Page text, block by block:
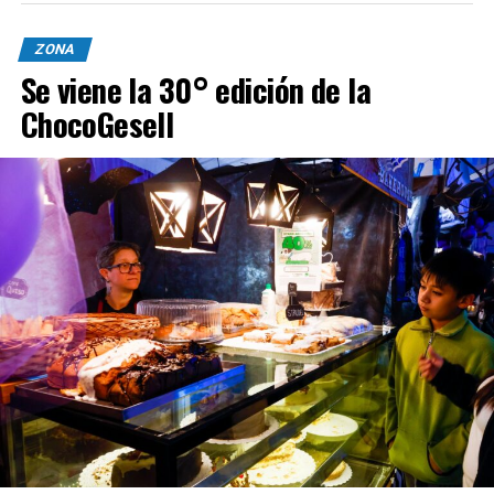
ZONA
Se viene la 30° edición de la
ChocoGesell